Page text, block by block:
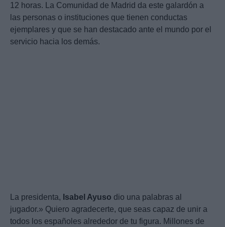
12 horas. La Comunidad de Madrid da este galardón a
las personas o instituciones que tienen conductas
ejemplares y que se han destacado ante el mundo por el
servicio hacia los demás.
La presidenta, Isabel Ayuso dio una palabras al
jugador.» Quiero agradecerte, que seas capaz de unir a
todos los españoles alrededor de tu figura. Millones de